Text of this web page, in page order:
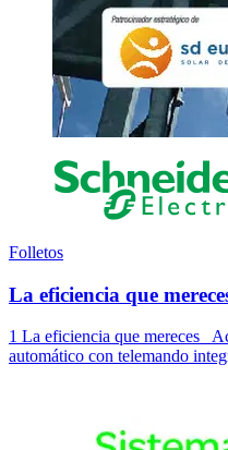
Folletos
La eficiencia que
1 La eficiencia que mereces
automático con telemando